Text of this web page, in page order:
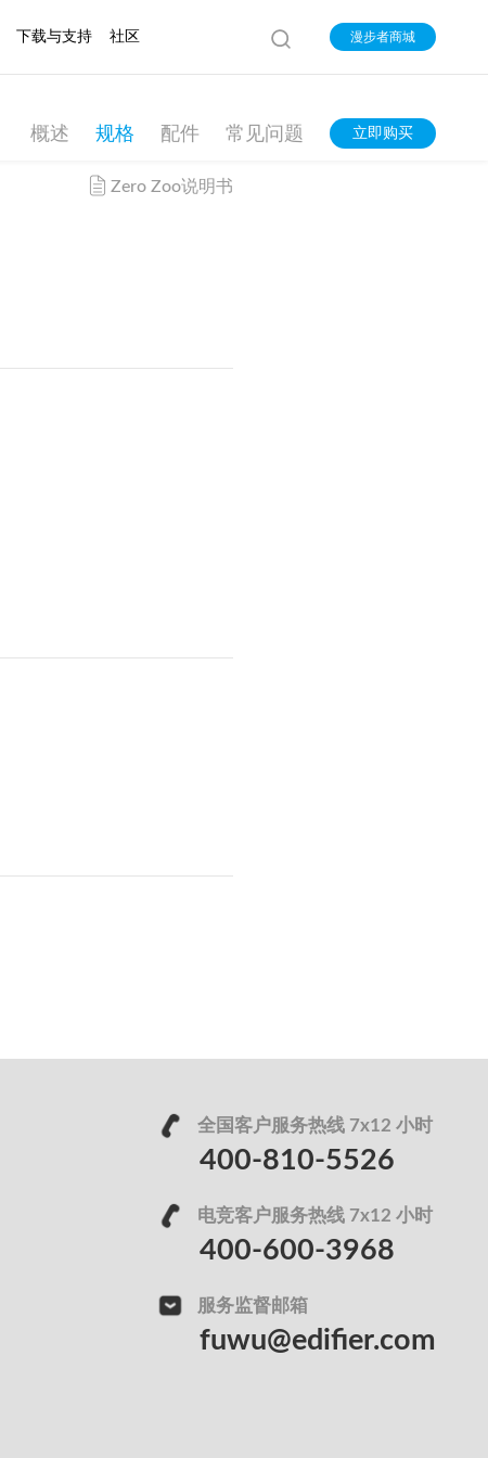
下载与支持 社区 漫步者商城
概述 规格 配件 常见问题 立即购买
Zero Zoo说明书
全国客户服务热线 7x12 小时
400-810-5526
电竞客户服务热线 7x12 小时
400-600-3968
服务监督邮箱
fuwu@edifier.com